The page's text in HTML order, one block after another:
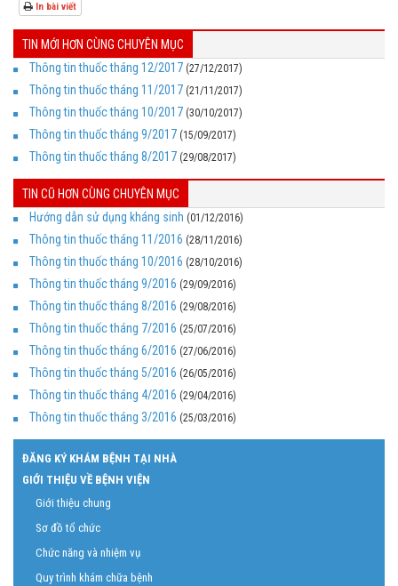
In bài viết
TIN MỚI HƠN CÙNG CHUYÊN MỤC
Thông tin thuốc tháng 12/2017 (27/12/2017)
Thông tin thuốc tháng 11/2017 (21/11/2017)
Thông tin thuốc tháng 10/2017 (30/10/2017)
Thông tin thuốc tháng 9/2017 (15/09/2017)
Thông tin thuốc tháng 8/2017 (29/08/2017)
TIN CŨ HƠN CÙNG CHUYÊN MỤC
Hướng dẫn sử dụng kháng sinh (01/12/2016)
Thông tin thuốc tháng 11/2016 (28/11/2016)
Thông tin thuốc tháng 10/2016 (28/10/2016)
Thông tin thuốc tháng 9/2016 (29/09/2016)
Thông tin thuốc tháng 8/2016 (29/08/2016)
Thông tin thuốc tháng 7/2016 (25/07/2016)
Thông tin thuốc tháng 6/2016 (27/06/2016)
Thông tin thuốc tháng 5/2016 (26/05/2016)
Thông tin thuốc tháng 4/2016 (29/04/2016)
Thông tin thuốc tháng 3/2016 (25/03/2016)
ĐĂNG KÝ KHÁM BỆNH TẠI NHÀ
GIỚI THIỆU VỀ BỆNH VIỆN
Giới thiệu chung
Sơ đồ tổ chức
Chức năng và nhiệm vụ
Quy trình khám chữa bệnh